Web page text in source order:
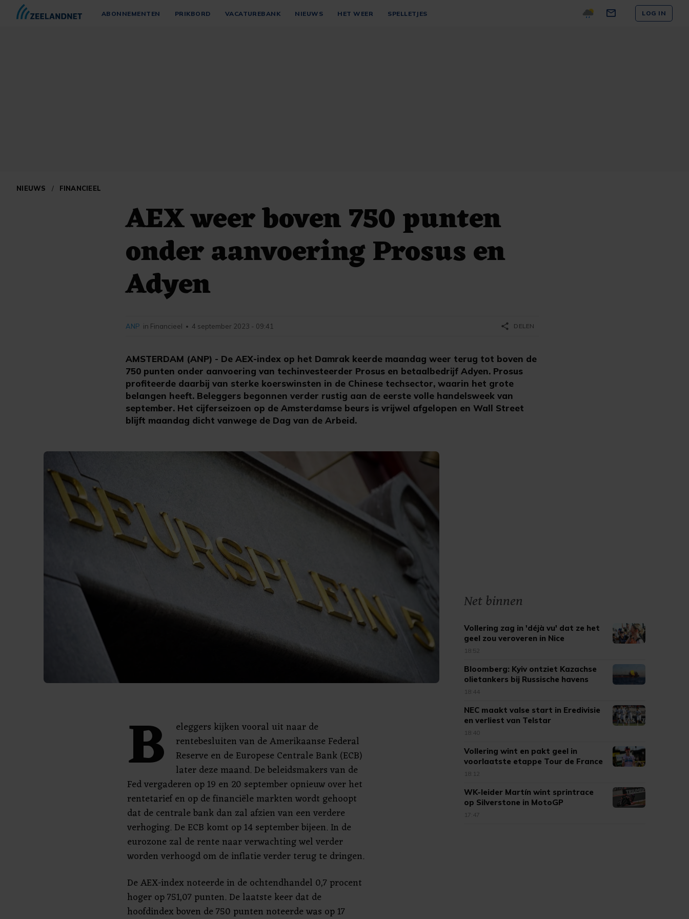
ABONNEMENTEN PRIKBORD VACATUREBANK NIEUWS HET WEER SPELLETJES LOG IN
NIEUWS / FINANCIEEL
AEX weer boven 750 punten
onder aanvoering Prosus en
Adyen
AMSTERDAM (ANP) - De AEX-index op het Damrak keerde maandag weer terug tot boven de
750 punten onder aanvoering van techinvesteerder Prosus en betaalbedrijf Adyen. Prosus
profiteerde daarbij van sterke koerswinsten in de Chinese techsector, waarin het grote
belangen heeft. Beleggers begonnen verder rustig aan de eerste volle handelsweek van
september. Het cijferseizoen op de Amsterdamse beurs is vrijwel afgelopen en Wall Street
blijft maandag dicht vanwege de Dag van de Arbeid.
ANP in Financieel • 4 september 2023 - 09:41 share DELEN
B
eleggers kijken vooral uit naar de
rentebesluiten van de Amerikaanse Federal
Reserve en de Europese Centrale Bank (ECB)
later deze maand. De beleidsmakers van de
Fed vergaderen op 19 en 20 september opnieuw over het
rentetarief en op de financiële markten wordt gehoopt
dat de centrale bank dan zal afzien van een verdere
verhoging. De ECB komt op 14 september bijeen. In de
eurozone zal de rente naar verwachting wel verder
worden verhoogd om de inflatie verder terug te dringen.
De AEX-index noteerde in de ochtendhandel 0,7 procent
hoger op 751,07 punten. De laatste keer dat de
hoofdindex boven de 750 punten noteerde was op 17
Net binnen
Vollering zag in 'déjà vu' dat ze het
geel zou veroveren in Nice
18:52
Bloomberg: Kyiv ontziet Kazachse
olietankers bij Russische havens
18:44
NEC maakt valse start in Eredivisie
en verliest van Telstar
18:40
Vollering wint en pakt geel in
voorlaatste etappe Tour de France
18:12
WK-leider Martín wint sprintrace
op Silverstone in MotoGP
17:47